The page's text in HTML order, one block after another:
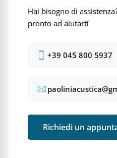
Hai bisogno di
pronto ad aiutarti
+39 045 800 5937
Richiedi un